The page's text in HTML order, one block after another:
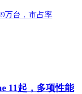
11起，多项性能